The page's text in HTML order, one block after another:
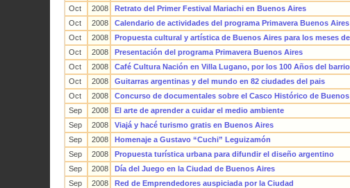
Oct
2008
Retrato del Primer Festival Mariachi en Buenos Aires
Oct
2008
Calendario de actividades del programa Primavera Buenos Aires
Oct
2008
Propuesta cultural y artística de Buenos Aires para los meses
Oct
2008
Presentación del programa Primavera Buenos Aires
Oct
2008
Café Cultura Nación en Villa Lugano, por los 100 Años del barrio
Oct
2008
Guitarras argentinas y del mundo en 82 ciudades del pais
Oct
2008
Concurso de documentales sobre el Casco Histórico de
Sep
2008
El arte de aprender a cuidar el medio ambiente
Sep
2008
Viajá y hacé turismo gratis en Buenos Aires
Sep
2008
Homenaje a Gustavo “Cuchi” Leguizamón
Sep
2008
Propuesta turística urbana para difundir el diseño argentino
Sep
2008
Día del Juego en la Ciudad de Buenos Aires
Sep
2008
Red de Emprendedores auspiciada por la Ciudad